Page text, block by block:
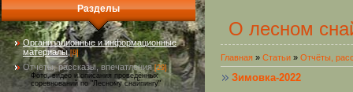
Разделы
Организационные и информационные
материалы [8]
Отчёты, рассказы, впечатления [29]
Фото, видео и описания проведённых
соревнований по "Лесному снайпингу"
О лесном
Главная » Статьи » Отчёты,
Зимовка-2022